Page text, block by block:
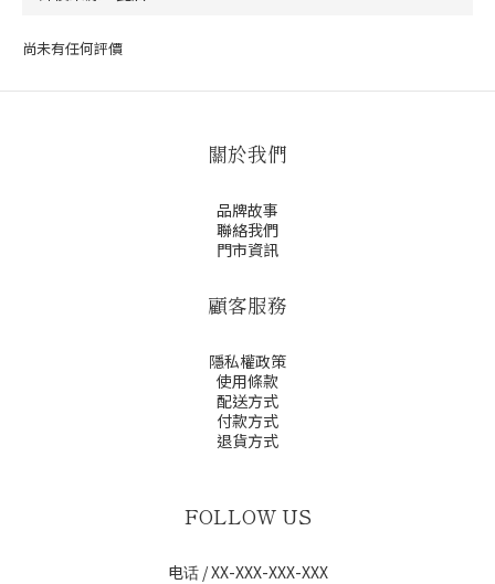
尚未有任何評價
關於我們
品牌故事
聯絡我們
門市資訊
顧客服務
隱私權政策
使用條款
配送方式
付款方式
退貨方式
FOLLOW US
电话 / XX-XXX-XXX-XXX